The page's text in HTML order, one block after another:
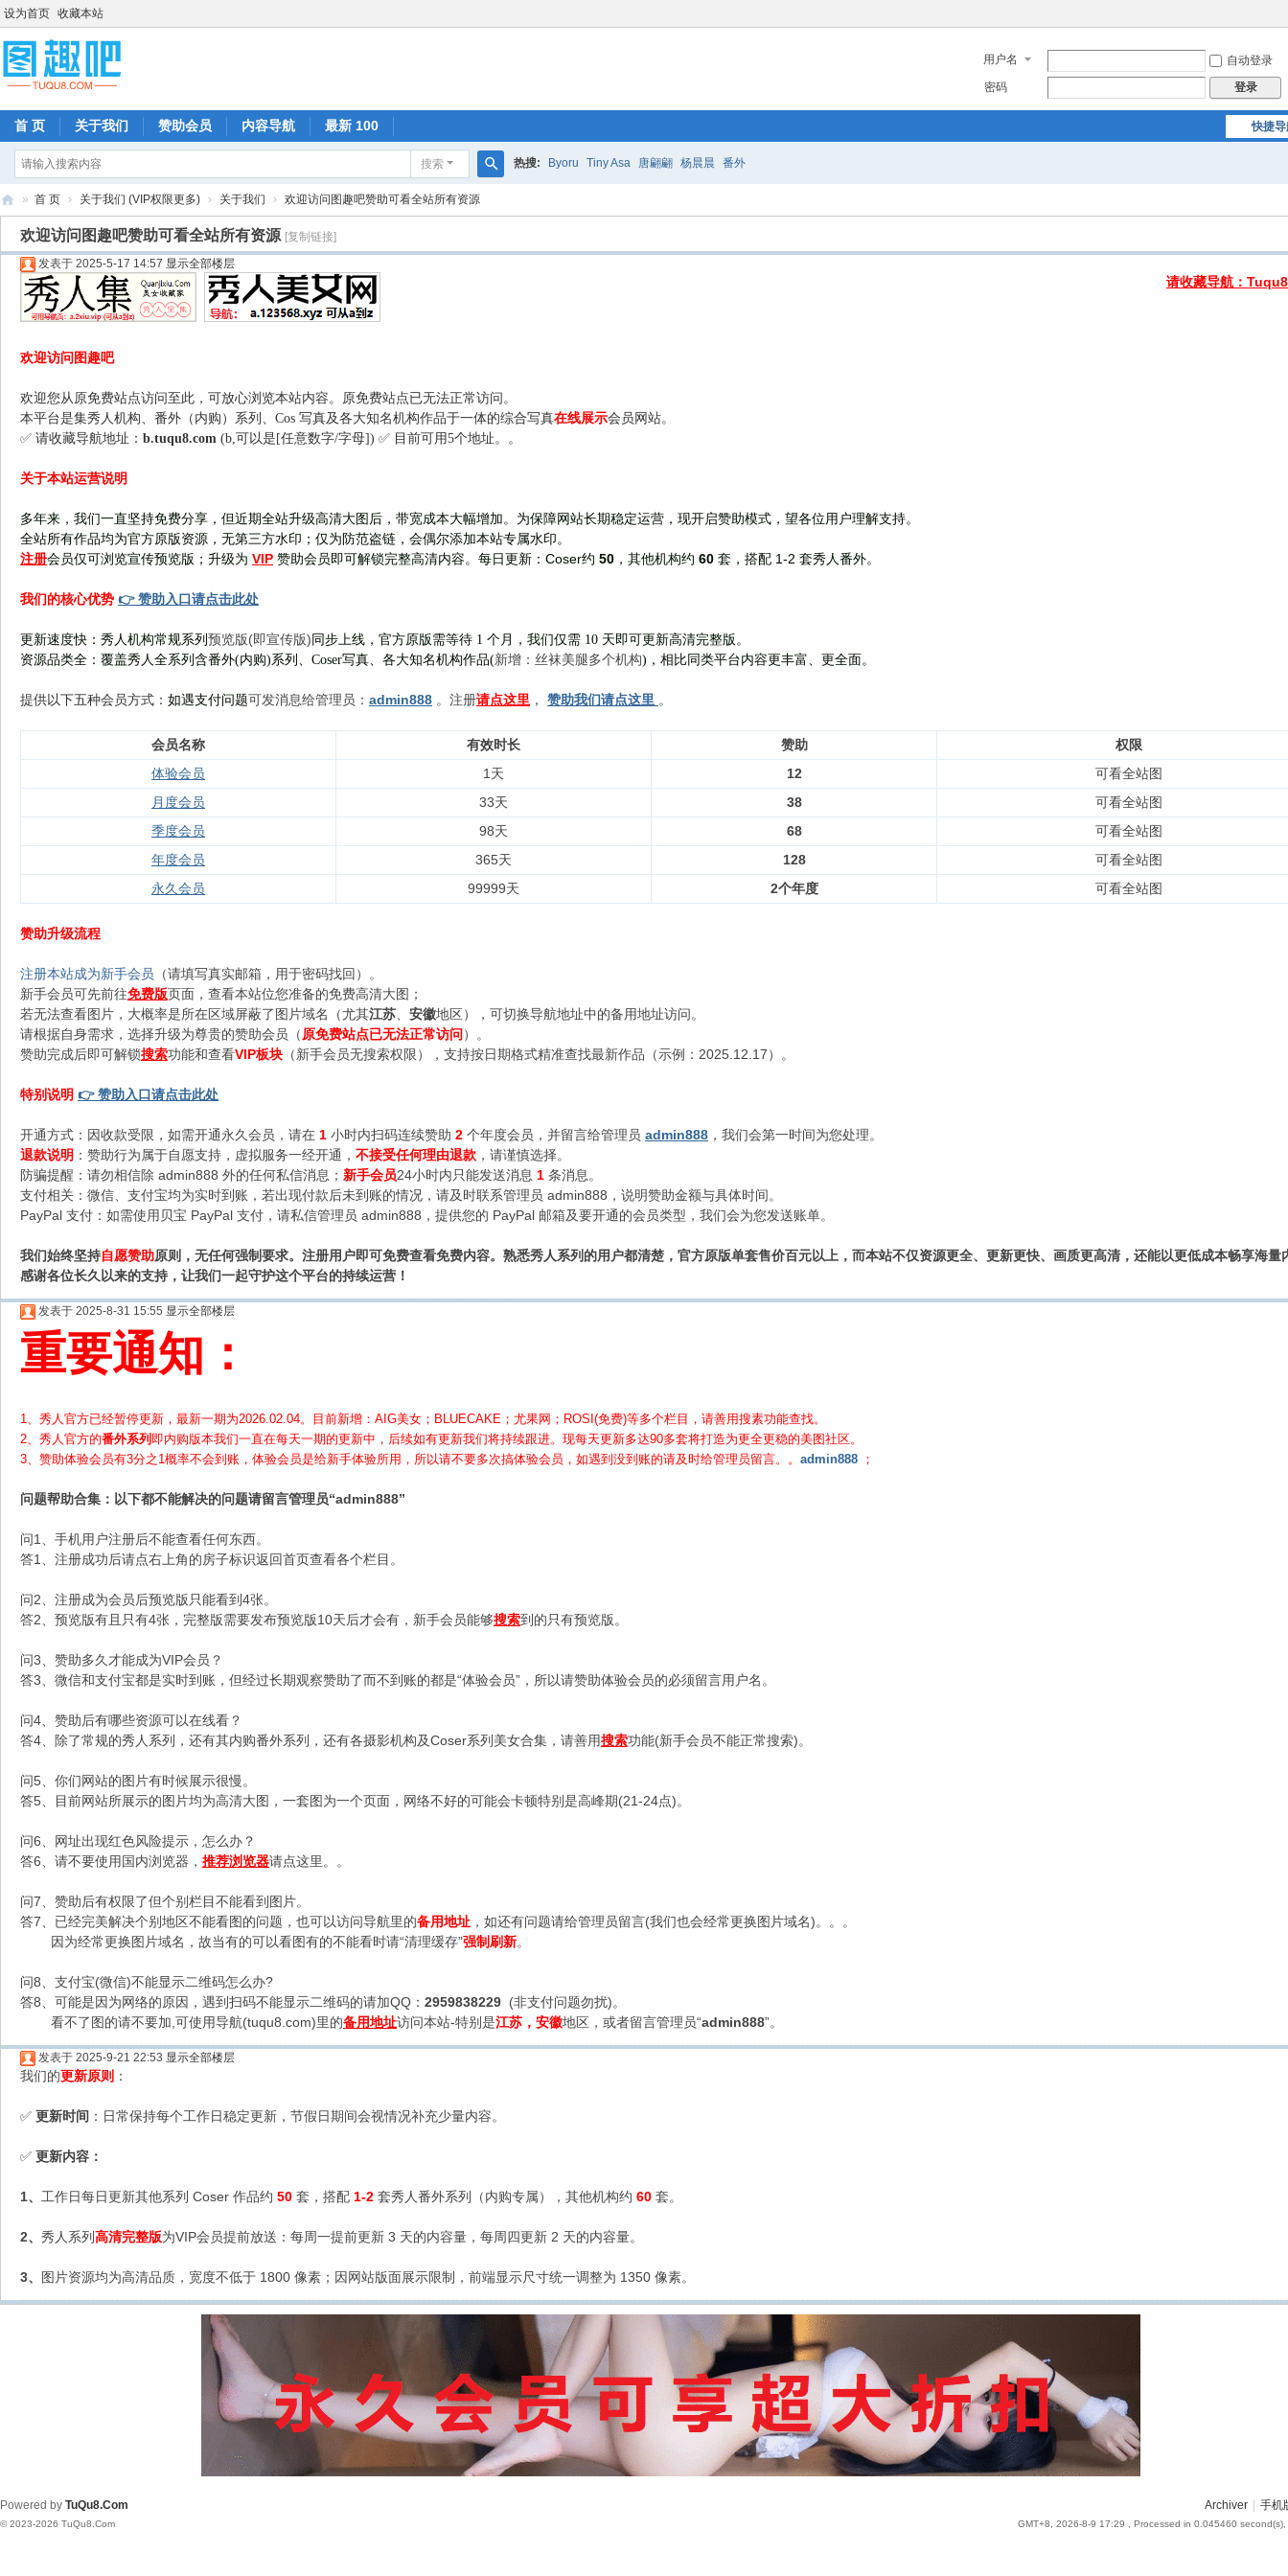
设为首页 收藏本站
用户名
自动登录
密码
登录
快捷
首 页 关于我们 赞助会员 内容导航 最新 100
搜索
索
热搜: Byoru Tiny Asa 唐翩翩 杨晨晨 番外
趣
» 首 页 › 关于我们 (VIP权限更多) › 关于我们 › 欢迎访问图趣吧赞助可看全站所有资源
欢迎访问图趣吧赞助可看全站所有资源 [复制链接]
发表于 2025-5-17 14:57 显示全部楼层
请收藏导航：
欢迎访问图趣吧
欢迎您从原免费站点访问至此，可放心浏览本站内容。原免费站点已无法正常访问。
本平台是集秀人机构、番外（内购）系列、Cos 写真及各大知名机构作品于一体的综合写真在线展示会员网站。
✅ 请收藏导航地址： b.tuqu8.com (b,可以是[任意数字/字母]) ✅ 目前可用5个地址。。
关于本站运营说明
多年来，我们一直坚持免费分享，但近期全站升级高清大图后，带宽成本大幅增加。为保障网站长期稳定运营，现开启赞助模式，望各位用户理解支持。
全站所有作品均为官方原版资源，无第三方水印；仅为防范盗链，会偶尔添加本站专属水印。
注册会员仅可浏览宣传预览版 ； 升级为 VIP 赞助会员即可解锁完整高清内容。每日更新： Coser约 50 ，其他机构约 60 套， 搭配 1-2 套秀人番外。
我们的核心优势 👉 赞助入口请点击此处
更新速度快：秀人机构常规系列 预览版(即宣传版) 同步上线，官方原版需等待 1 个月，我们仅需 10 天即可更新高清完整版。
资源品类全：覆盖秀人全系列含番外(内购)系列、Coser写真、各大知名机构作品(新增：丝袜美腿多个机构)，相比同类平台内容更丰富、更全面。
提供以下五种会员方式： 如遇支付问题可发消息给管理员： admin888 。注册请点这里 ， 赞助我们请点这里 。
会员名称 有效时长 赞助
权限
体验会员
1天 12
可看全站图
月度会员
33天 38
可看全站图
季度会员
98天 68
可看全站图
年度会员
365天 128
可看全站图
永久会员
99999天 2个年度 可看全站图
赞助升级流程
注册本站成为新手会员 （请填写真实邮箱，用于密码找回）。
新手会员可先前往免费版页面，查看本站位您准备的免费高清大图；
若无法查看图片，大概率是所在区域屏蔽了图片域名（尤其江苏 安徽地区），可切换导航地址中的备用地址访问。
请根据自身需求，选择升级为尊贵的赞助会员（原免费站点已无法正常访问 ）。
赞助完成后即可解锁搜索功能和查看VIP板块 （新手会员无搜索权限），支持按日期格式精准查找最新作品（示例：2025.12.17）。
特别说明 👉 赞助入口请点击此处
开通方式：因收款受限，如需开通永久会员，请在 1 小时内扫码连续赞助 2 个年度会员，并留言给管理员 admin888 ，我们会第一时间为您处理。
退款说明 ：赞助行为属于自愿支持，虚拟服务一经开通， 不接受任何理由退款 ，请谨慎选择。
防骗提醒：请勿相信除 admin888 外的任何私信消息； 新手会员24小时内只能发送消息 1 条消息。
支付相关：微信、支付宝均为实时到账，若出现付款后未到账的情况，请及时联系管理员 admin888，说明赞助金额与具体时间。
PayPal 支付：如需使用贝宝 PayPal 支付，请私信管理员 admin888，提供您的 PayPal 邮箱及要开通的会员类型，我们会为您发送账单。
我们始终坚持自愿赞助原则，无任何强制要求。注册用户即可免费查看免费内容。熟悉秀人系列的用户都清楚，官方原版单套售价百元以上，而本站不仅资源更全、更新更快、画质更高清，还能以更低成本畅享海量
感谢各位长久以来的支持，让我们一起守护这个平台的持续运营！
发表于 2025-8-31 15:55 显示全部楼层
重要通知：
1、秀人官方已经暂停更新，最新一期为2026.02.04。目前新增：AIG美女；BLUECAKE；尤果网；ROSI(免费)等多个栏目，请善用搜素功能查找。
2、 秀人官方的番外系列 即内购版本我们一直在每天一期的更新中，后续如有更新我们将持续跟进。现每天更新多达90多套将打造为更全更稳的美图社区。
3、赞助体验会员有3分之1概率不会到账，体验会员是给新手体验所用，所以请不要多次搞体验会员，如遇到没到账的请及时给管理员留言。。 admin888 ；
问题帮助合集 ：以下都不能解决的问题请留言管理员“admin888”
问1、手机用户注册后不能查看任何东西。
答1、注册成功后请点右上角的房子标识返回首页查看各个栏目。
问2、注册成为会员后预览版只能看到4张。
答2、预览版有且只有4张，完整版需要发布预览版10天后才会有，新手会员能够搜索到的只有预览版。
问3、赞助多久才能成为VIP会员？
答3、微信和支付宝都是实时到账，但经过长期观察赞助了而不到账的都是“体验会员”，所以请赞助体验会员的必须留言用户名。
问4、赞助后有哪些资源可以在线看？
答4、除了常规的秀人系列，还有其内购番外系列，还有各摄影机构及Coser系列美女合集，请善用搜索功能(新手会员不能正常搜索)。
问5、你们网站的图片有时候展示很慢。
答5、目前网站所展示的图片均为高清大图，一套图为一个页面，网络不好的可能会卡顿特别是高峰期(21-24点)。
问6、网址出现红色风险提示，怎么办？
答6、请不要使用国内浏览器， 推荐浏览器请点这里。。
问7、赞助后有权限了但个别栏目不能看到图片。
答7、已经完美解决个别地区不能看图的问题，也可以访问导航里的备用地址 ，如还有问题请给管理员留言(我们也会经常更换图片域名)。。。
因为经常更换图片域名，故当有的可以看图有的不能看时请“清理缓存”强制刷新。
问8、支付宝(微信)不能显示二维码怎么办?
答8、可能是因为网络的原因，遇到扫码不能显示二维码的请加QQ： 2959838229 (非支付问题勿扰)。
看不了图的请不要加,可使用导航(tuqu8.com)里的备用地址访问本站-特别是江苏，安徽地区，或者留言管理员“admin888”。
发表于 2025-9-21 22:53 显示全部楼层
我们的更新原则 ：
✅ 更新时间 ：日常保持每个工作日稳定更新，节假日期间会视情况补充少量内容。
✅ 更新内容：
1、 工作日每日更新其他系列 Coser 作品约 50 套，搭配 1-2 套秀人番外系列（内购专属），其他机构约 60 套。
2、 秀人系列高清完整版为VIP会员提前放送：每周一提前更新 3 天的内容量，每周四更新 2 天的内容量。
3、 图片资源均为高清品质，宽度不低于 1800 像素；因网站版面展示限制，前端显示尺寸统一调整为 1350 像素。
Archiver 手机
GMT+8, 2026-8-9 17:29 , Processed in 0.045460
Powered by TuQu8.Com
© 2023-2026 TuQu8.Com